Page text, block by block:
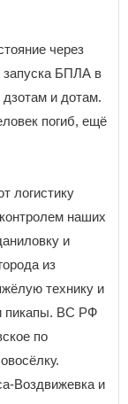
через
запуска БПЛА в
и дотам.
погиб, ещё
логистику
наших
и
из
технику и
пикапы. ВС РФ
по
Воздвижевка и